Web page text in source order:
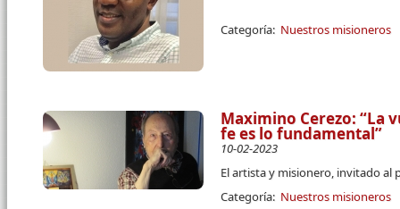
Categoría: Nuestros misioneros
Maximino Cerezo: “La
fe es lo fundamental”
10-02-2023
El artista y misionero, invitado al
Categoría: Nuestros misioneros